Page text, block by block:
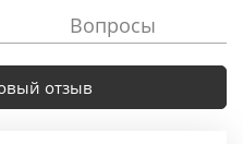
Вопросы
отзыв